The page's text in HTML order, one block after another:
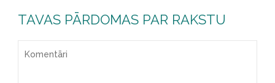
TAVAS PĀRDOMAS PAR RAKSTU